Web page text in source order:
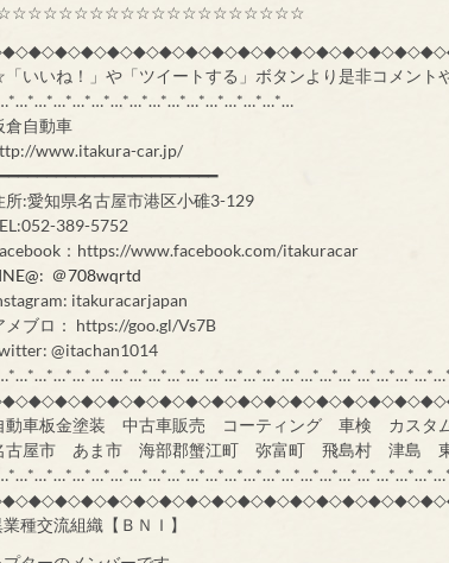
いいね！」や「ツイートする」ボタンより是非コメント
倉自動車
www.itakura-car.jp/
所:愛知県名古屋市港区小碓3-129
389-5752
：https://www.facebook.com/itakuracar
＠708wqrtd
itakuracarjapan
メブロ： https://goo.gl/Vs7B
@itachan1014
動車板金塗装 中古車販売 コーティング 車検 カスタ
古屋市 あま市 海部郡蟹江町 弥富町 飛島村 津島
種交流組織【ＢＮＩ】